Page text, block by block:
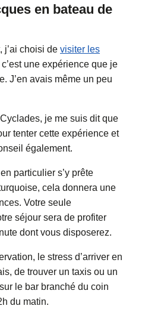
en bateau de
j’ai choisi de visiter les
une expérience que je
J’en avais même un peu
je me suis dit que
tenter cette expérience et
également.
particulier s’y prête
cela donnera une
Votre seule
séjour sera de profiter
dont vous disposerez.
le stress d’arriver en
de trouver un taxis ou un
le bar branché du coin
du matin.